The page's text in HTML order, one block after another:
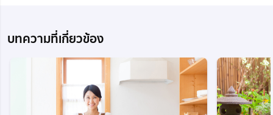
บทความที่เกี่ยวข้อง